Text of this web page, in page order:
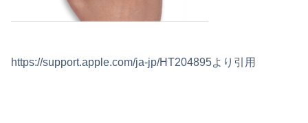
https://support.apple.com/ja-jp/HT204895より引用